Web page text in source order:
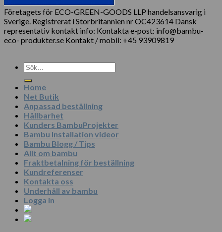
Företagets för ECO-GREEN-GOODS LLP handelsansvarig i
Sverige. Registrerat i Storbritannien nr OC423614 Dansk
representativ kontakt info: Kontakta e-post: info@bambu-
eco- produkter.se Kontakt / mobil: +45 93909819
Sök
efter:
Home
Net Butik
Anpassad beställning
Hållbarhet
Kunders BambuProjekter
Bambu Installation videor
Bambu Blogg / Tips
Allt om bambu
Fraktbetalning för beställning
Kundreferenser
Kontakta oss
Underhåll av bambu
Logga in